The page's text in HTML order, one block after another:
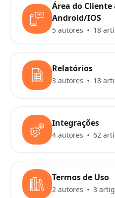
Área do
Android/IOS
5 autores 18
Relatórios
3 autores 18
Integrações
4 autores 62
Termos de Uso
2 autores 3